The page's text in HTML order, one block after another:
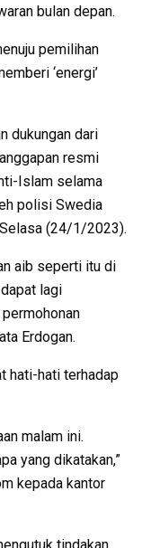
bulan depan.
pemilihan
‘energi’
dukungan dari
resmi
Islam selama
polisi Swedia
(24/1/2023).
aib seperti itu di
lagi
Erdogan.
hati-hati terhadap
malam ini.
yang dikatakan,”
kepada kantor
tindakan